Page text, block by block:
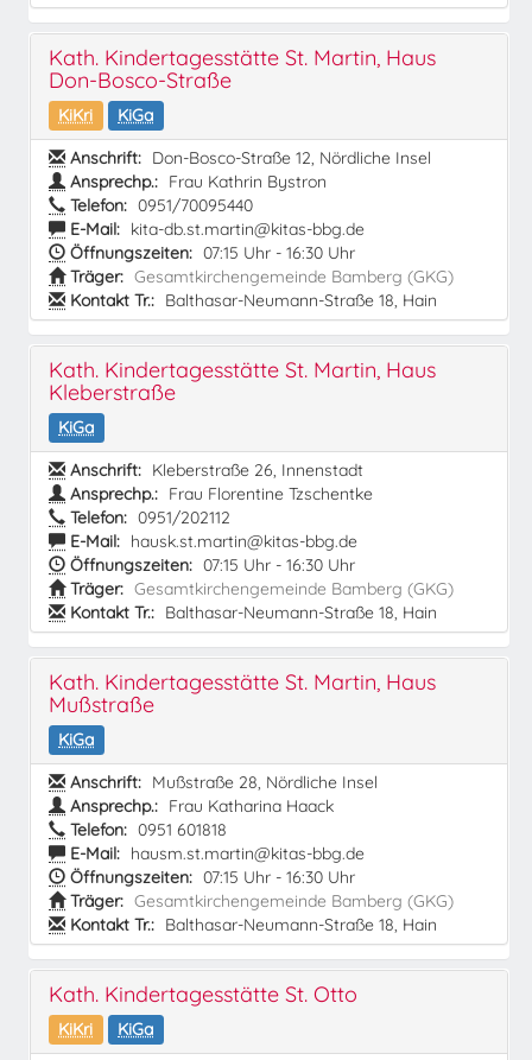
Kath. Kindertagesstätte St. Martin, Haus
Don-Bosco-Straße
KiKri
KiGa
Anschrift: Don-Bosco-Straße 12, Nördliche Insel
Ansprechp.: Frau Kathrin Bystron
Telefon: 0951/70095440
E-Mail: kita-db.st.martin@kitas-bbg.de
Öffnungszeiten: 07:15 Uhr - 16:30 Uhr
Träger: Gesamtkirchengemeinde Bamberg (GKG)
Kontakt Tr.: Balthasar-Neumann-Straße 18, Hain
Kath. Kindertagesstätte St. Martin, Haus
Kleberstraße
KiGa
Anschrift: Kleberstraße 26, Innenstadt
Ansprechp.: Frau Florentine Tzschentke
Telefon: 0951/202112
E-Mail: hausk.st.martin@kitas-bbg.de
Öffnungszeiten: 07:15 Uhr - 16:30 Uhr
Träger: Gesamtkirchengemeinde Bamberg (GKG)
Kontakt Tr.: Balthasar-Neumann-Straße 18, Hain
Kath. Kindertagesstätte St. Martin, Haus
Mußstraße
KiGa
Anschrift: Mußstraße 28, Nördliche Insel
Ansprechp.: Frau Katharina Haack
Telefon: 0951 601818
E-Mail: hausm.st.martin@kitas-bbg.de
Öffnungszeiten: 07:15 Uhr - 16:30 Uhr
Träger: Gesamtkirchengemeinde Bamberg (GKG)
Kontakt Tr.: Balthasar-Neumann-Straße 18, Hain
Kath. Kindertagesstätte St. Otto
KiKri
KiGa